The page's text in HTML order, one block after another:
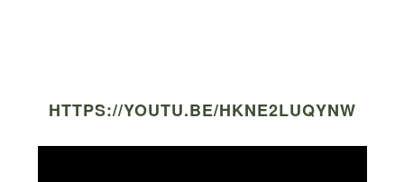
HTTPS://YOUTU.BE/HKNE2LUQYNW